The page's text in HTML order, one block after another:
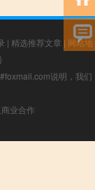
| 精选推荐文章 | 网站地
说明，我们
业合作